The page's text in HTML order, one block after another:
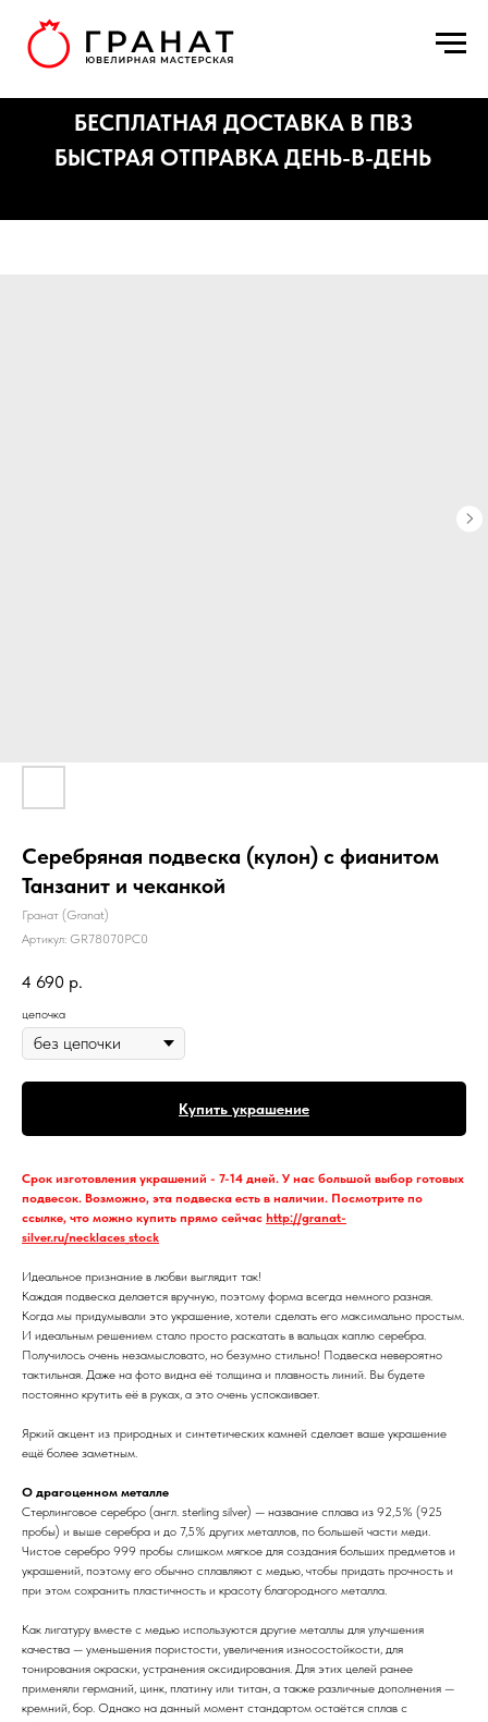
БЫСТРАЯ ОТПРАВКА ДЕНЬ-В-ДЕНЬ
Серебряная подвеска (кулон) с фианитом
Танзанит и чеканкой
Гранат (Granat)
Артикул: GR78070PC0
4 690 р.
цепочка
Купить украшение
Срок изготовления украшений - 7-14 дней. У нас большой выбор готовых
подвесок. Возможно, эта подвеска есть в наличии. Посмотрите по
ссылке, что можно купить прямо сейчас http://granat-
silver.ru/necklaces_stock
Идеальное признание в любви выглядит так!
Каждая подвеска делается вручную, поэтому форма всегда немного разная.
Когда мы придумывали это украшение, хотели сделать его максимально простым.
И идеальным решением стало просто раскатать в вальцах каплю серебра.
Получилось очень незамысловато, но безумно стильно! Подвеска невероятно
тактильная. Даже на фото видна её толщина и плавность линий. Вы будете
постоянно крутить её в руках, а это очень успокаивает.
Яркий акцент из природных и синтетических камней сделает ваше украшение
ещё более заметным.
О драгоценном металле
Стерлинговое серебро (англ. sterling silver) — название сплава из 92,5% (925
пробы) и выше серебра и до 7,5% других металлов, по большей части меди.
Чистое серебро 999 пробы слишком мягкое для создания больших предметов и
украшений, поэтому его обычно сплавляют с медью, чтобы придать прочность и
при этом сохранить пластичность и красоту благородного металла.
Как лигатуру вместе с медью используются другие металлы для улучшения
качества — уменьшения пористости, увеличения износостойкости, для
тонирования окраски, устранения оксидирования. Для этих целей ранее
применяли германий, цинк, платину или титан, а также различные дополнения —
кремний, бор. Однако на данный момент стандартом остаётся сплав с